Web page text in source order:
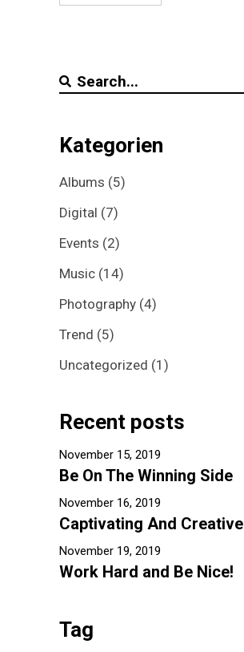
Search
for:
Kategorien
Albums (5)
Digital (7)
Events (2)
Music (14)
Photography (4)
Trend (5)
Uncategorized (1)
Recent posts
November 15, 2019
Be On The Winning Side
November 16, 2019
Captivating And Creative
November 19, 2019
Work Hard and Be Nice!
Tag